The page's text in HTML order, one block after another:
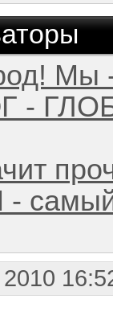
Мы
-